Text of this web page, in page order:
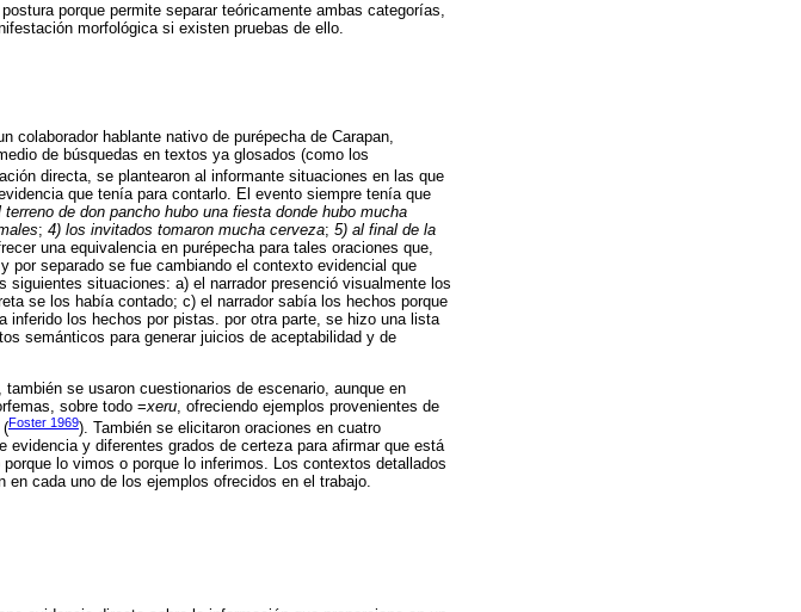
porque permite separar teóricamente ambas categorías,
morfológica si existen pruebas de ello.
hablante nativo de purépecha de Carapan,
de búsquedas en textos ya glosados (como los
directa, se plantearon al informante situaciones en las que
que tenía para contarlo. El evento siempre tenía que
terreno de don pancho hubo una fiesta donde hubo mucha
; 4) los invitados tomaron mucha cerveza; 5) al final de la
una equivalencia en purépecha para tales oraciones que,
separado se fue cambiando el contexto evidencial que
situaciones: a) el narrador presenció visualmente los
se los había contado; c) el narrador sabía los hechos porque
inferido los hechos por pistas. por otra parte, se hizo una lista
semánticos para generar juicios de aceptabilidad y de
se usaron cuestionarios de escenario, aunque en
sobre todo =xeru, ofreciendo ejemplos provenientes de
(Foster 1969). También se elicitaron oraciones en cuatro
y diferentes grados de certeza para afirmar que está
lo vimos o porque lo inferimos. Los contextos detallados
en cada uno de los ejemplos ofrecidos en el trabajo.